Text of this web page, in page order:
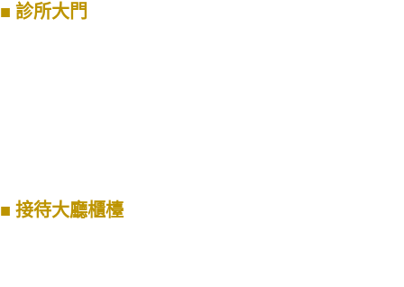
■ 診所大門
■ 接待大廳櫃檯